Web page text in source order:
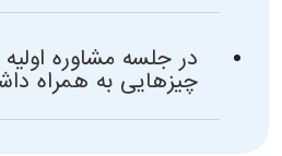
در جلسه مشاوره
چیزهایی به همراه